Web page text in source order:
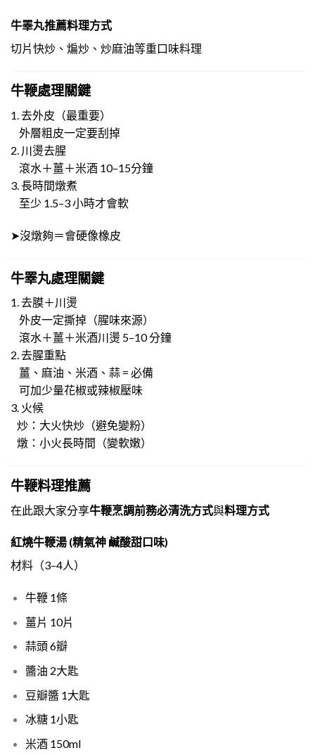
牛睪丸推薦料理方式
切片快炒、煸炒、炒麻油等重口味料理
牛鞭處理關鍵
1. 去外皮（最重要）
外層粗皮一定要刮掉
2. 川燙去腥
滾水＋薑＋米酒 10–15分鐘
3. 長時間燉煮
至少 1.5–3 小時才會軟
➤沒燉夠＝會硬像橡皮
牛睪丸處理關鍵
1. 去膜＋川燙
外皮一定撕掉（腥味來源）
滾水＋薑＋米酒川燙 5–10 分鐘
2. 去腥重點
薑、麻油、米酒、蒜 = 必備
可加少量花椒或辣椒壓味
3. 火候
炒：大火快炒（避免變粉）
燉：小火長時間（變軟嫩）
牛鞭料理推薦
在此跟大家分享牛鞭烹調前務必清洗方式與料理方式
紅燒牛鞭湯 (精氣神 鹹酸甜口味)
材料（3–4人）
牛鞭 1條
薑片 10片
蒜頭 6瓣
醬油 2大匙
豆瓣醬 1大匙
冰糖 1小匙
米酒 150ml